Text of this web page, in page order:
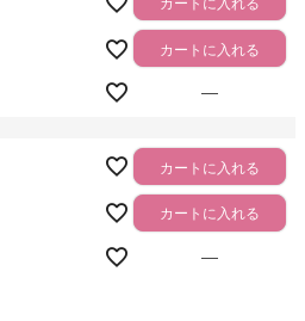
カートに入れる
カートに入れる
—
カートに入れる
カートに入れる
—